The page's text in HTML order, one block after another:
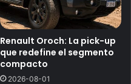
Renault Oroch: La pick-up
que redefine el segmento
compacto
2026-08-01